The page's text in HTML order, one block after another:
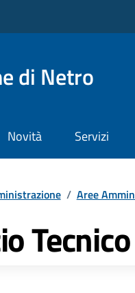
di Netro
Novità Servizi
/ Aree
Tecnico